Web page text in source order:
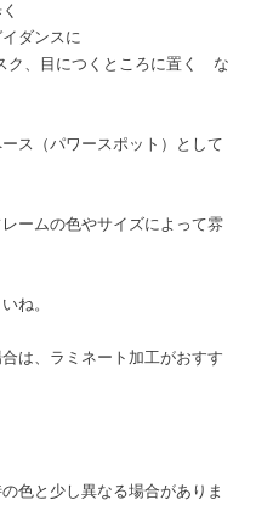
ダンスに
ク、目につくところに置く な
ス（パワースポット）として
ームの色やサイズによって雰
ね。
は、ラミネート加工がおすす
色と少し異なる場合がありま